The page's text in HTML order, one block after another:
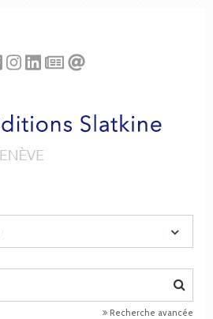
Recherche avancée